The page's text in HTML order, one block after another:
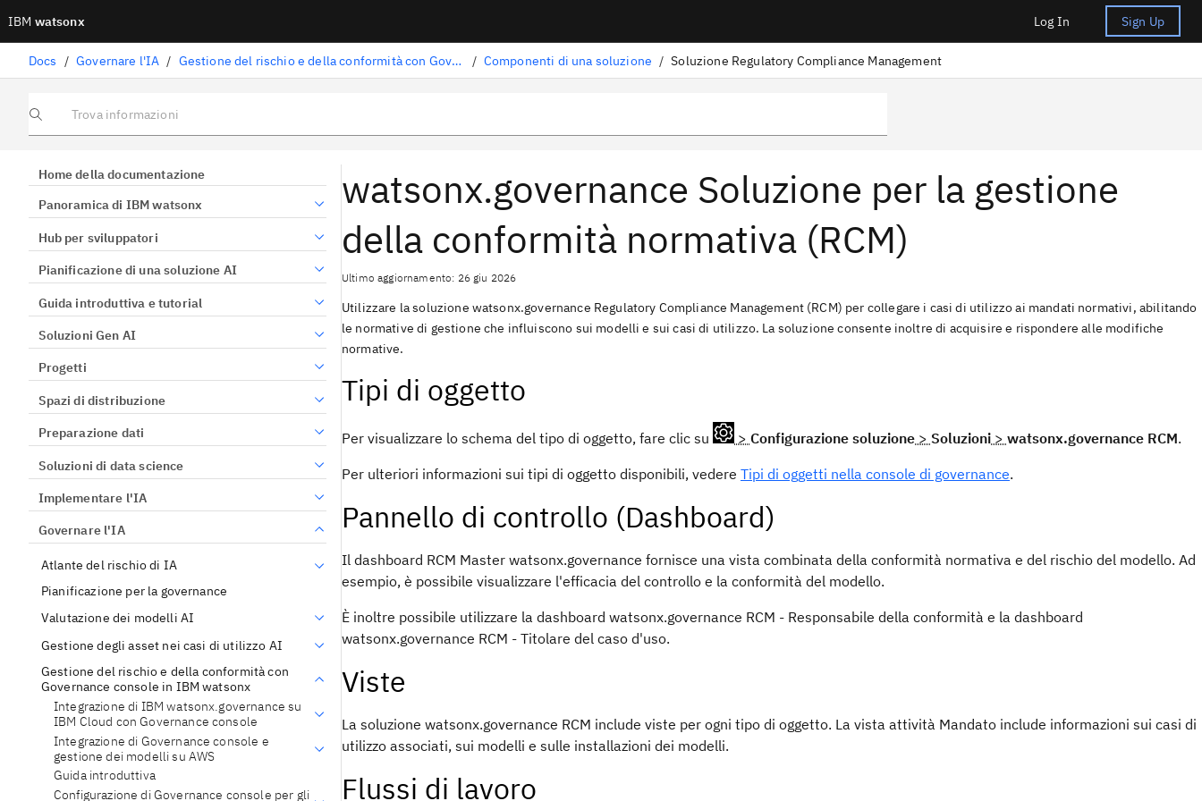
IBM watsonx Log In Sign Up
Docs / Governare l'IA / Gestione del rischio e della conformità con Governance console in IBM watsonx / Componenti di una soluzione / Soluzione Regulatory Compliance Management
Trova informazioni
Home della documentazione
Panoramica di IBM watsonx
Hub per sviluppatori
Pianificazione di una soluzione AI
Guida introduttiva e tutorial
Soluzioni Gen AI
Progetti
Spazi di distribuzione
Preparazione dati
Soluzioni di data science
Implementare l'IA
Governare l'IA
Atlante del rischio di IA
Pianificazione per la governance
Valutazione dei modelli AI
Gestione degli asset nei casi di utilizzo AI
Gestione del rischio e della conformità con
Governance console in IBM watsonx
Integrazione di IBM watsonx.governance su
IBM Cloud con Governance console
Integrazione di Governance console e
gestione dei modelli su AWS
Guida introduttiva
Configurazione di Governance console per gli
watsonx.governance Soluzione per la gestione
della conformità normativa (RCM)
Ultimo aggiornamento: 26 giu 2026
Utilizzare la soluzione watsonx.governance Regulatory Compliance Management (RCM) per collegare i casi di utilizzo ai mandati normativi, abilitando
le normative di gestione che influiscono sui modelli e sui casi di utilizzo. La soluzione consente inoltre di acquisire e rispondere alle modifiche
normative.
Tipi di oggetto
Per visualizzare lo schema del tipo di oggetto, fare clic su > Configurazione soluzione > Soluzioni > watsonx.governance RCM.
Per ulteriori informazioni sui tipi di oggetto disponibili, vedere Tipi di oggetti nella console di governance.
Pannello di controllo (Dashboard)
Il dashboard RCM Master watsonx.governance fornisce una vista combinata della conformità normativa e del rischio del modello. Ad
esempio, è possibile visualizzare l'efficacia del controllo e la conformità del modello.
È inoltre possibile utilizzare la dashboard watsonx.governance RCM - Responsabile della conformità e la dashboard
watsonx.governance RCM - Titolare del caso d'uso.
Viste
La soluzione watsonx.governance RCM include viste per ogni tipo di oggetto. La vista attività Mandato include informazioni sui casi di
utilizzo associati, sui modelli e sulle installazioni dei modelli.
Flussi di lavoro